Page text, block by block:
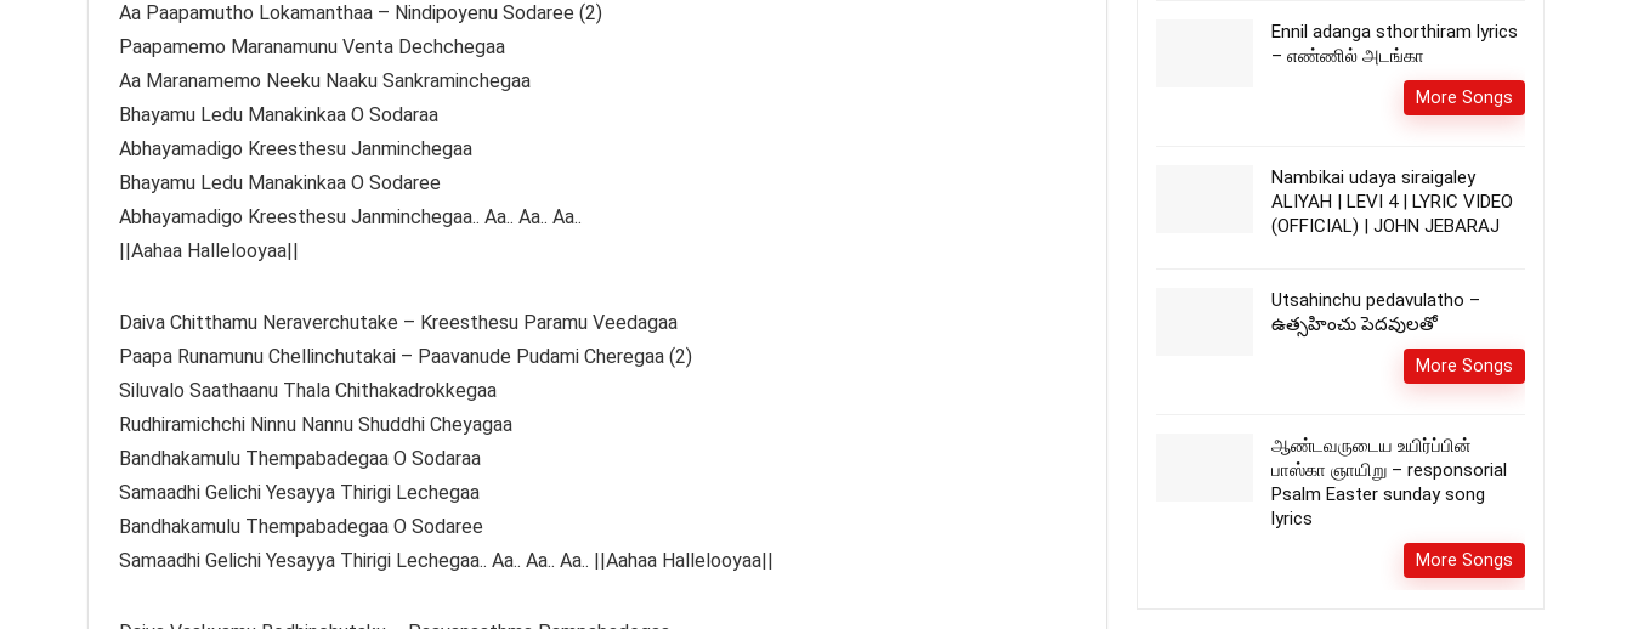
Aa Paapamutho Lokamanthaa – Nindipoyenu Sodaree (2)
Paapamemo Maranamunu Venta Dechchegaa
Aa Maranamemo Neeku Naaku Sankraminchegaa
Bhayamu Ledu Manakinkaa O Sodaraa
Abhayamadigo Kreesthesu Janminchegaa
Bhayamu Ledu Manakinkaa O Sodaree
Abhayamadigo Kreesthesu Janminchegaa.. Aa.. Aa.. Aa..
||Aahaa Hallelooyaa||
Daiva Chitthamu Neraverchutake – Kreesthesu Paramu Veedagaa
Paapa Runamunu Chellinchutakai – Paavanude Pudami Cheregaa (2)
Siluvalo Saathaanu Thala Chithakadrokkegaa
Rudhiramichchi Ninnu Nannu Shuddhi Cheyagaa
Bandhakamulu Thempabadegaa O Sodaraa
Samaadhi Gelichi Yesayya Thirigi Lechegaa
Bandhakamulu Thempabadegaa O Sodaree
Samaadhi Gelichi Yesayya Thirigi Lechegaa.. Aa.. Aa.. Aa.. ||Aahaa Hallelooyaa||
Ennil adanga sthorthiram lyrics
– எண்ணில் அடங்கா
More Songs
Nambikai udaya siraigaley
ALIYAH | LEVI 4 | LYRIC VIDEO
(OFFICIAL) | JOHN JEBARAJ
Utsahinchu pedavulatho –
ఉత్సహించు పెదవులతో
More Songs
ஆண்டவருடைய உயிர்ப்பின்
பாஸ்கா ஞாயிறு – responsorial
Psalm Easter sunday song
lyrics
More Songs